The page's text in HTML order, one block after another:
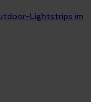
Lightstrips im